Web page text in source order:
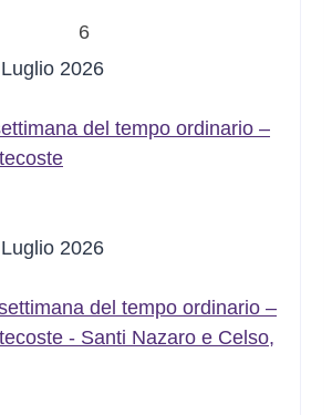
6
2026
del tempo ordinario –
2026
del tempo ordinario –
- Santi Nazaro e Celso,